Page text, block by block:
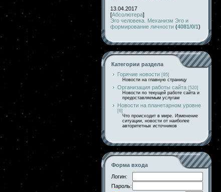
13.04.2017
[Абсолютера]
Эго человека. Механизм Эго и
формирование личности (4081/0/1)
Категории раздела
Горячие новости [95]
Новости на главную страницу
Организация работы сайта [520]
Новости по текущей работе сайта и
предоставляемым услугам
Новости на планетарном уровне
[6]
Что происходит в мире. Изменение
ситуации, новости от наиболее
авторитетных источников
Форма входа
Логин:
Пароль: